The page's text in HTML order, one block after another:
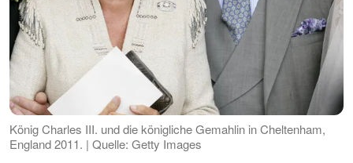
König Charles III. und die königliche Gemahlin in Cheltenham,
England 2011. | Quelle: Getty Images